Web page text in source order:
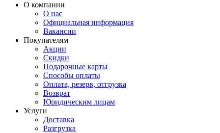
О компании
О нас
Официальная информация
Вакансии
Покупателям
Акции
Скидки
Подарочные карты
Способы оплаты
Оплата, резерв, отгрузка
Возврат
Юридическим лицам
Услуги
Доставка
Разгрузка